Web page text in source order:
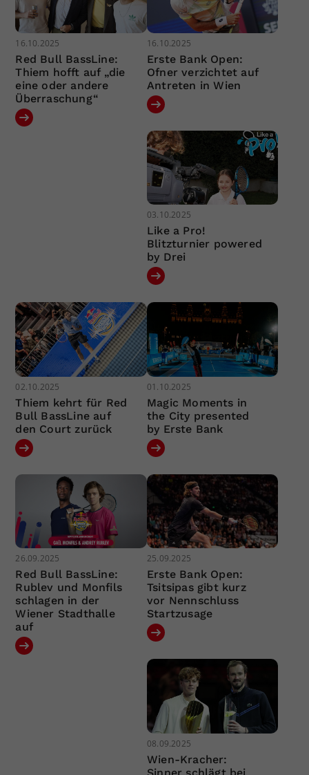
16.10.2025
Red Bull BassLine:
Thiem hofft auf „die
eine oder andere
Überraschung“
16.10.2025
Erste Bank Open:
Ofner verzichtet auf
Antreten in Wien
03.10.2025
Like a Pro!
Blitzturnier powered
by Drei
02.10.2025
Thiem kehrt für Red
Bull BassLine auf
den Court zurück
01.10.2025
Magic Moments in
the City presented
by Erste Bank
26.09.2025
Red Bull BassLine:
Rublev und Monfils
schlagen in der
Wiener Stadthalle
auf
25.09.2025
Erste Bank Open:
Tsitsipas gibt kurz
vor Nennschluss
Startzusage
08.09.2025
Wien-Kracher: